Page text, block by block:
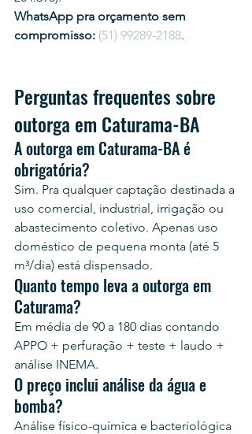
WhatsApp pra orçamento sem
compromisso: (51) 99289-2188.
Perguntas frequentes sobre
outorga em Caturama-BA
A outorga em Caturama-BA é
obrigatória?
Sim. Pra qualquer captação destinada a
uso comercial, industrial, irrigação ou
abastecimento coletivo. Apenas uso
doméstico de pequena monta (até 5
m³/dia) está dispensado.
Quanto tempo leva a outorga em
Caturama?
Em média de 90 a 180 dias contando
APPO + perfuração + teste + laudo +
análise INEMA.
O preço inclui análise da água e
bomba?
Análise físico-química e bacteriológica